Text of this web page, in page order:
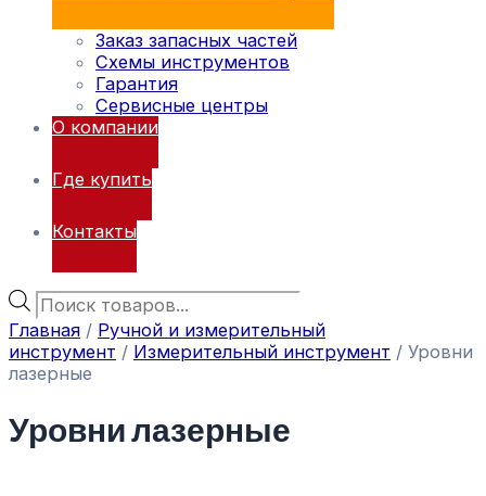
Заказ запасных частей
Схемы инструментов
Гарантия
Сервисные центры
О компании
Где купить
Контакты
Главная / Ручной и измерительный
инструмент / Измерительный инструмент / Уровни
лазерные
Уровни лазерные